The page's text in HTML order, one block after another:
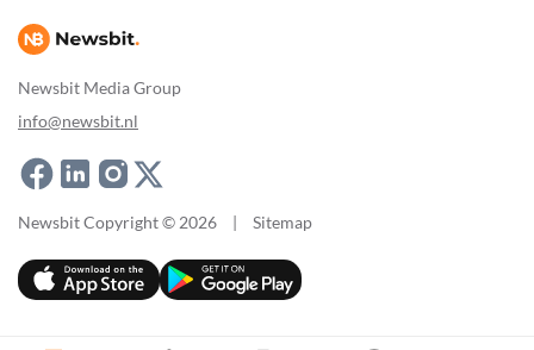
Newsbit Media Group
info@newsbit.nl
Newsbit Copyright © 2026 | Sitemap